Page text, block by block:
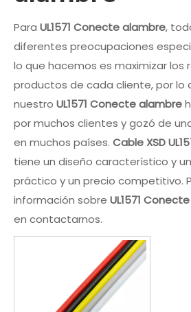
Para UL1571 Conecte alambre,
diferentes preocupaciones
lo que hacemos es maximizar los
productos de cada cliente, por lo
nuestro UL1571 Conecte alambre
por muchos clientes y gozó de
en muchos países. Cable XSD
tiene un diseño característico y
práctico y un precio competitivo.
información sobre UL1571
en contactarnos.